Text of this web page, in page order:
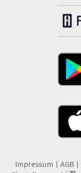
Impressum | AGB |